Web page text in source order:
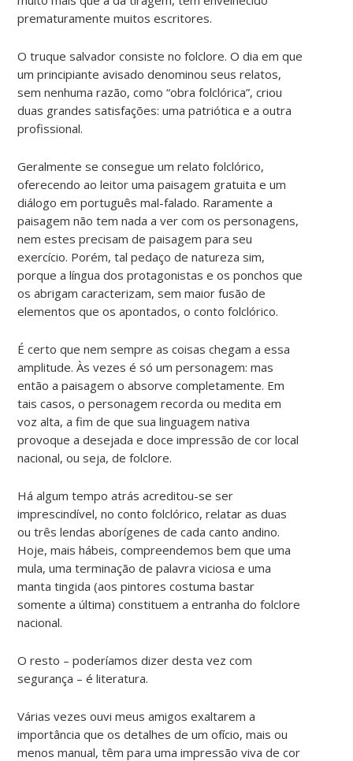
prematuramente muitos escritores.
O truque salvador consiste no folclore. O dia em que
um principiante avisado denominou seus relatos,
sem nenhuma razão, como “obra folclórica”, criou
duas grandes satisfações: uma patriótica e a outra
profissional.
Geralmente se consegue um relato folclórico,
oferecendo ao leitor uma paisagem gratuita e um
diálogo em português mal-falado. Raramente a
paisagem não tem nada a ver com os personagens,
nem estes precisam de paisagem para seu
exercício. Porém, tal pedaço de natureza sim,
porque a língua dos protagonistas e os ponchos que
os abrigam caracterizam, sem maior fusão de
elementos que os apontados, o conto folclórico.
É certo que nem sempre as coisas chegam a essa
amplitude. Às vezes é só um personagem: mas
então a paisagem o absorve completamente. Em
tais casos, o personagem recorda ou medita em
voz alta, a fim de que sua linguagem nativa
provoque a desejada e doce impressão de cor local
nacional, ou seja, de folclore.
Há algum tempo atrás acreditou-se ser
imprescindível, no conto folclórico, relatar as duas
ou três lendas aborígenes de cada canto andino.
Hoje, mais hábeis, compreendemos bem que uma
mula, uma terminação de palavra viciosa e uma
manta tingida (aos pintores costuma bastar
somente a última) constituem a entranha do folclore
nacional.
O resto – poderíamos dizer desta vez com
segurança – é literatura.
Várias vezes ouvi meus amigos exaltarem a
importância que os detalhes de um ofício, mais ou
menos manual, têm para uma impressão viva de cor